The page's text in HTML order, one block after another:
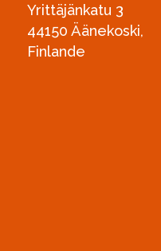
Yrittäjänkatu 3
44150 Äänekoski,
Finlande